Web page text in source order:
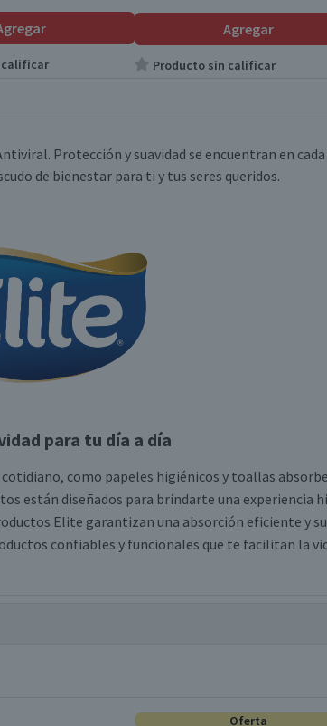
calificar
Agregar
Producto sin calificar
Protección y suavidad se encuentran en
de bienestar para ti y tus seres queridos.
para tu día a día
como papeles higiénicos y toallas
están diseñados para brindarte una experiencia
Elite garantizan una absorción eficiente y
confiables y funcionales que te facilitan la
Oferta